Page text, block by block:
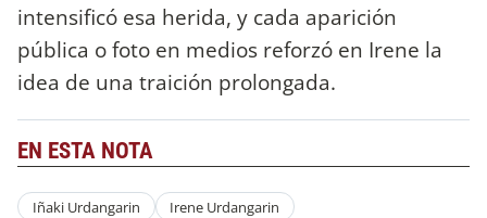
intensificó esa herida, y cada aparición
pública o foto en medios reforzó en Irene la
idea de una traición prolongada.
EN ESTA NOTA
Iñaki Urdangarin Irene Urdangarin